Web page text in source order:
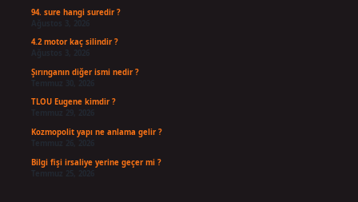
94. sure hangi suredir ?
Ağustos 3, 2026
4.2 motor kaç silindir ?
Ağustos 3, 2026
Şırınganın diğer ismi nedir ?
TLOU Eugene kimdir ?
Temmuz 29, 2026
Kozmopolit yapı ne anlama gelir ?
Bilgi fişi irsaliye yerine geçer mi ?
Temmuz 25, 2026